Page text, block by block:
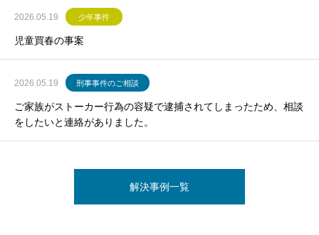
2026.05.19 少年事件
児童買春の事案
2026.05.19 刑事事件のご相談
ご家族がストーカー行為の容疑で逮捕されてしまったため、相談
をしたいと連絡がありました。
解決事例一覧